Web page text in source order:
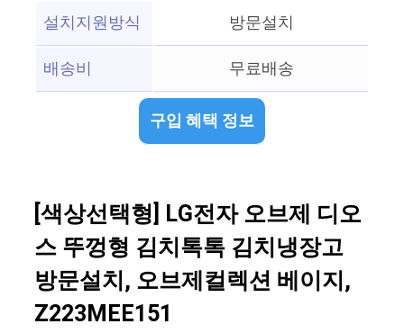
설치지원방식
방문설치
배송비
무료배송
구입 혜택 정보
[색상선택형] LG전자 오브제 디오
스 뚜껑형 김치톡톡 김치냉장고
방문설치, 오브제컬렉션 베이지,
Z223MEE151